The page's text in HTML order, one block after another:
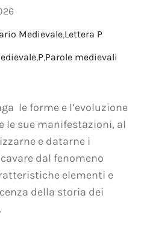
Medievale,Lettera P
,P,Parole medievali
le forme e l’evoluzione
sue manifestazioni, al
e datarne i
dal fenomeno
elementi e
della storia dei